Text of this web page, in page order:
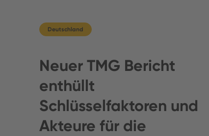
Deutschland
Neuer TMG Bericht
enthüllt
Schlüsselfaktoren und
Akteure für die